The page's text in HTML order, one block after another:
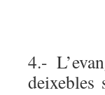
4.-